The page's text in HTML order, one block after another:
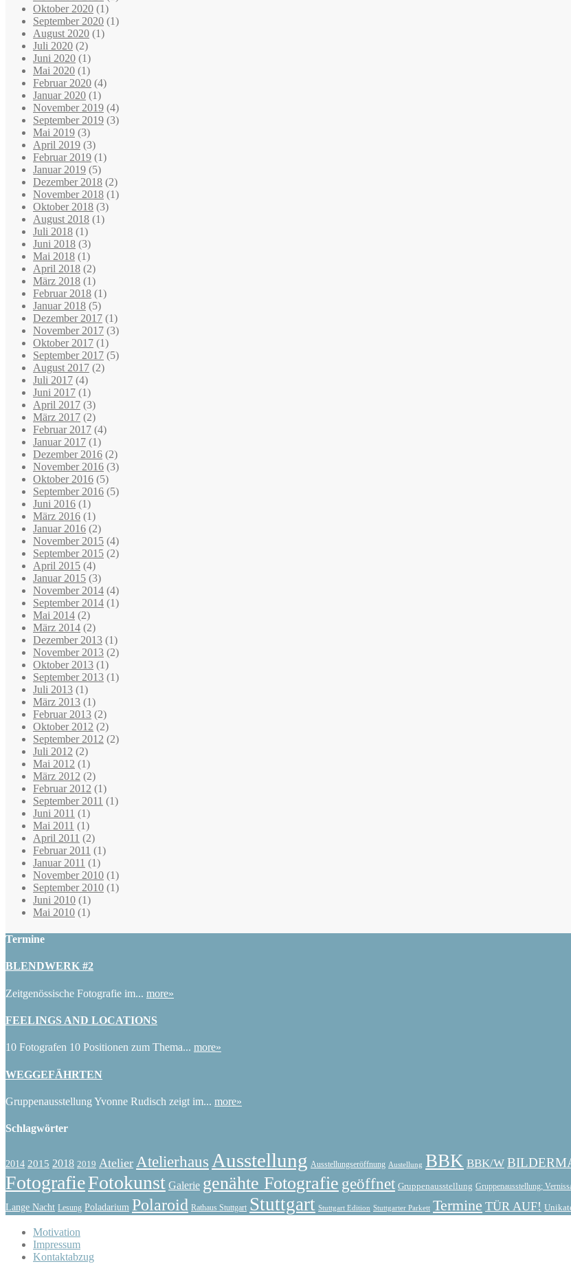
Oktober 2020 (1)
September 2020 (1)
August 2020 (1)
Juli 2020 (2)
Juni 2020 (1)
Mai 2020 (1)
Februar 2020 (4)
Januar 2020 (1)
November 2019 (4)
September 2019 (3)
Mai 2019 (3)
April 2019 (3)
Februar 2019 (1)
Januar 2019 (5)
Dezember 2018 (2)
November 2018 (1)
Oktober 2018 (3)
August 2018 (1)
Juli 2018 (1)
Juni 2018 (3)
Mai 2018 (1)
April 2018 (2)
März 2018 (1)
Februar 2018 (1)
Januar 2018 (5)
Dezember 2017 (1)
November 2017 (3)
Oktober 2017 (1)
September 2017 (5)
August 2017 (2)
Juli 2017 (4)
Juni 2017 (1)
April 2017 (3)
März 2017 (2)
Februar 2017 (4)
Januar 2017 (1)
Dezember 2016 (2)
November 2016 (3)
Oktober 2016 (5)
September 2016 (5)
Juni 2016 (1)
März 2016 (1)
Januar 2016 (2)
November 2015 (4)
September 2015 (2)
April 2015 (4)
Januar 2015 (3)
November 2014 (4)
September 2014 (1)
Mai 2014 (2)
März 2014 (2)
Dezember 2013 (1)
November 2013 (2)
Oktober 2013 (1)
September 2013 (1)
Juli 2013 (1)
März 2013 (1)
Februar 2013 (2)
Oktober 2012 (2)
September 2012 (2)
Juli 2012 (2)
Mai 2012 (1)
März 2012 (2)
Februar 2012 (1)
September 2011 (1)
Juni 2011 (1)
Mai 2011 (1)
April 2011 (2)
Februar 2011 (1)
Januar 2011 (1)
November 2010 (1)
September 2010 (1)
Juni 2010 (1)
Mai 2010 (1)
Termine
BLENDWERK #2
Zeitgenössische Fotografie im... more»
FEELINGS AND LOCATIONS
10 Fotografen 10 Positionen zum Thema... more»
WEGGEFÄHRTEN
Gruppenausstellung Yvonne Rudisch zeigt im... more»
Schlagwörter
2014 2015 2018 2019 Atelier Atelierhaus Ausstellung Ausstellungseröffnung Austellung BBK BBK/W
FotografieFotokunst Galerie genähte Fotografie geöffnet Gruppenausstellung Gruppenausstellung;
Lange Nacht Lesung Poladarium Polaroid Rathaus Stuttgart Stuttgart Stuttgart Edition Stuttgarter Parkett Termine TÜR AUF!
Motivation
Impressum
Kontaktabzug